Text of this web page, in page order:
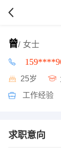
曾/ 女士
25岁
工作经验
求职意向